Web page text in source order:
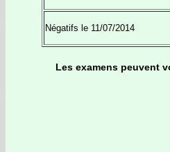
Négatifs le 11/07/2014
Les examens peuvent